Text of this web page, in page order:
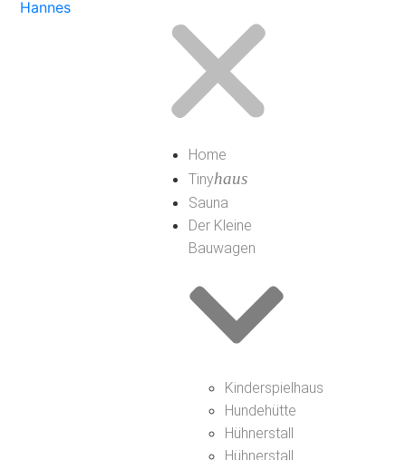
Home
Tinyhaus
Sauna
Der Kleine
Bauwagen
Kinderspielhaus
Hundehütte
Hühnerstall
Hühnerstall